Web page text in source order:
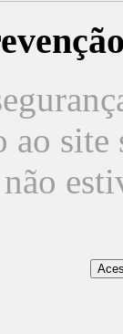
ao
não